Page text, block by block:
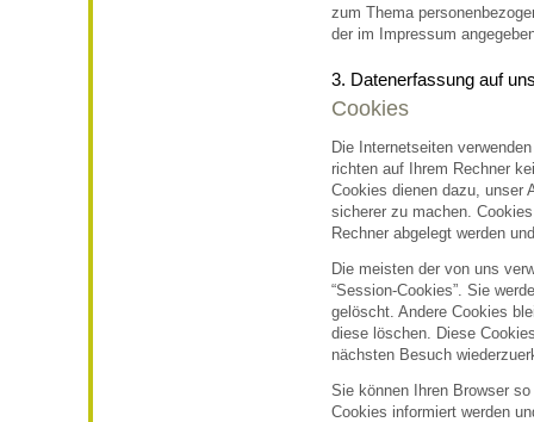
zum Thema
der im Impressum
3. Datenerfassung auf
Cookies
Die Internetseiten
richten auf Ihrem Rechner
Cookies dienen dazu, unser
sicherer zu machen.
Rechner abgelegt werden
Die meisten der von uns
“Session-Cookies”. Sie
gelöscht. Andere Cookies
diese löschen. Diese
nächsten Besuch
Sie können Ihren Browser
Cookies informiert werden